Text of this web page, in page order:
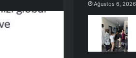
Ağustos 6, 2026